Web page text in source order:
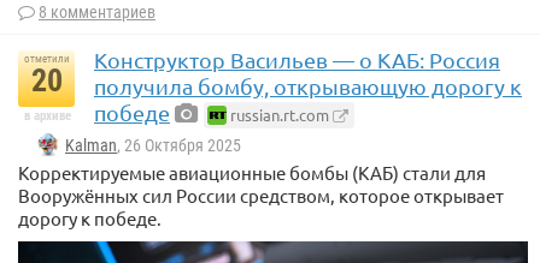
8 комментариев
отметили
20
в архиве
Конструктор Васильев — о КАБ: Россия
получила бомбу, открывающую дорогу к
победе
russian.rt.com
Kalman, 26 Октября 2025
Корректируемые авиационные бомбы (КАБ) стали для
Вооружённых сил России средством, которое открывает
дорогу к победе.